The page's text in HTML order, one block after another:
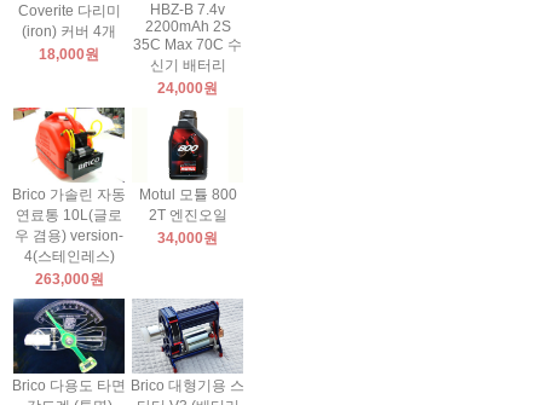
Coverite 다리미
(iron) 커버 4개
18,000원
HBZ-B 7.4v
2200mAh 2S
35C Max 70C 수
신기 배터리
24,000원
Brico 가솔린 자동
연료통 10L(글로
우 겸용) version-
4(스테인레스)
263,000원
Motul 모튤 800
2T 엔진오일
34,000원
Brico 다용도 타면 Brico 대형기용 스